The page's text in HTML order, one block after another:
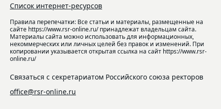
Список интернет-ресурсов
Правила перепечатки: Все статьи и материалы, размещенные на
сайте https://www.rsr-online.ru/ принадлежат владельцам сайта.
Материалы сайта можно использовать для информационных,
некоммерческих или личных целей без правок и изменений. При
копировании указывается открытая ссылка на сайт https://www.rsr-
online.ru/
Связаться с секретариатом Российского союза ректоров
office@rsr-online.ru